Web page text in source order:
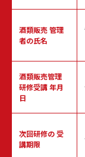
酒類販売管理
者の氏名
酒類販売管理
研修受講 年月
日
次回研修の受
講期限